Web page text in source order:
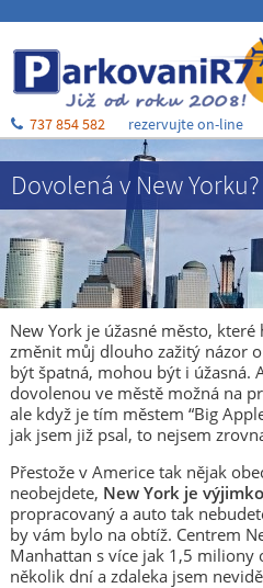
Dovolená v New
New York je úžasné město,
změnit můj dlouho zažitý názor
být špatná, mohou být i úžasná.
dovolenou ve městě možná na
ale když je tím městem “Big
jak jsem již psal, to nejsem
Přestože v Americe tak nějak
neobejdete, New York je
propracovaný a auto tak
by vám bylo na obtíž. Centrem
Manhattan s více jak 1,5 miliony
několik dní a zdaleka jsem
737 854 582 rezervujte on-line
Úvod
Ceník
Rezervace
Po příjezdu
Ubytování
O nás
Blog
Kontakt a mapa